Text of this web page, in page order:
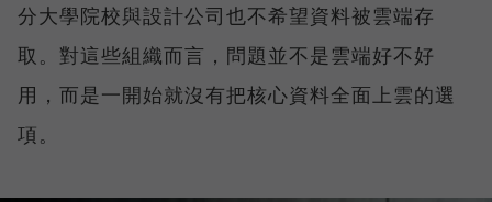
分大學院校與設計公司也不希望資料被雲端存
取。對這些組織而言，問題並不是雲端好不好
用，而是一開始就沒有把核心資料全面上雲的選
項。